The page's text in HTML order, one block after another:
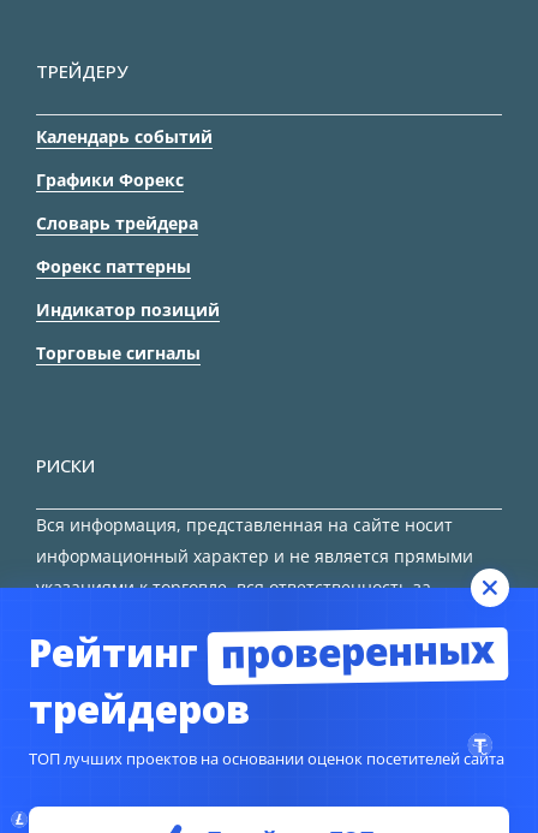
ТРЕЙДЕРУ
Календарь событий
Графики Форекс
Словарь трейдера
Форекс паттерны
Индикатор позиций
Торговые сигналы
РИСКИ
Вся информация, представленная на сайте носит
информационный характер и не является прямыми
указаниями к торговле, вся ответственность за
Рейтинг проверенных
трейдеров
ТОП лучших проектов на основании оценок посетителей сайта